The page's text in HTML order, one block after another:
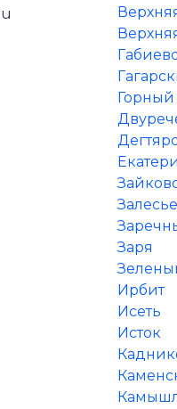
Залесье
Заря
Ирбит
Исеть
Исток